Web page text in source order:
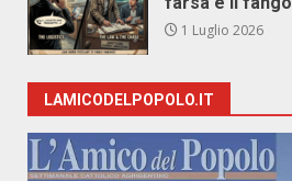
1 Luglio 2026
LAMICODELPOPOLO.IT